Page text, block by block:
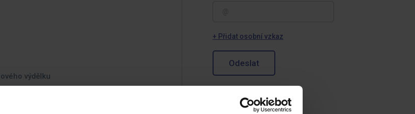
výdělku
+ Přidat osobní vzkaz
Odeslat